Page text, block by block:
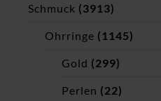
Schmuck (3913)
Ohrringe (1145)
Gold (299)
Perlen (22)